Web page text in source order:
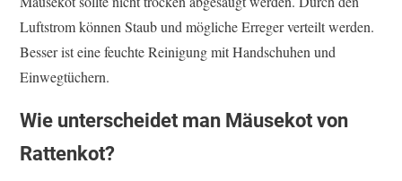
Luftstrom können Staub und mögliche Erreger verteilt werden.
Besser ist eine feuchte Reinigung mit Handschuhen und
Einwegtüchern.
Wie unterscheidet man Mäusekot von
Rattenkot?